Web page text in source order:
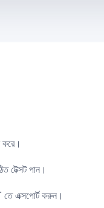
করে।
পান।
এক্সপোর্ট করুন।